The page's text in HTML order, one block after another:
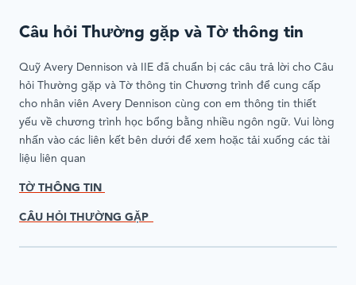
Câu hỏi Thường gặp và Tờ thông tin
Quỹ Avery Dennison và IIE đã chuẩn bị các câu trả lời cho Câu
hỏi Thường gặp và Tờ thông tin Chương trình để cung cấp
cho nhân viên Avery Dennison cùng con em thông tin thiết
yếu về chương trình học bổng bằng nhiều ngôn ngữ. Vui lòng
nhấn vào các liên kết bên dưới để xem hoặc tải xuống các tài
liệu liên quan
TỜ THÔNG TIN
CÂU HỎI THƯỜNG GẶP